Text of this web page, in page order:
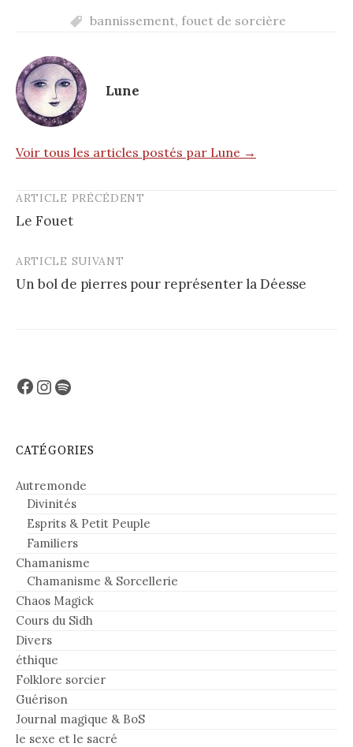
bannissement, fouet de sorcière
Lune
Voir tous les articles postés par Lune →
Post
navigation
ARTICLE PRÉCÉDENT
Le Fouet
ARTICLE SUIVANT
Un bol de pierres pour représenter la Déesse
Facebook
Instagram
Spotify
CATÉGORIES
Autremonde
Divinités
Esprits & Petit Peuple
Familiers
Chamanisme
Chamanisme & Sorcellerie
Chaos Magick
Cours du Sidh
Divers
éthique
Folklore sorcier
Guérison
Journal magique & BoS
le sexe et le sacré